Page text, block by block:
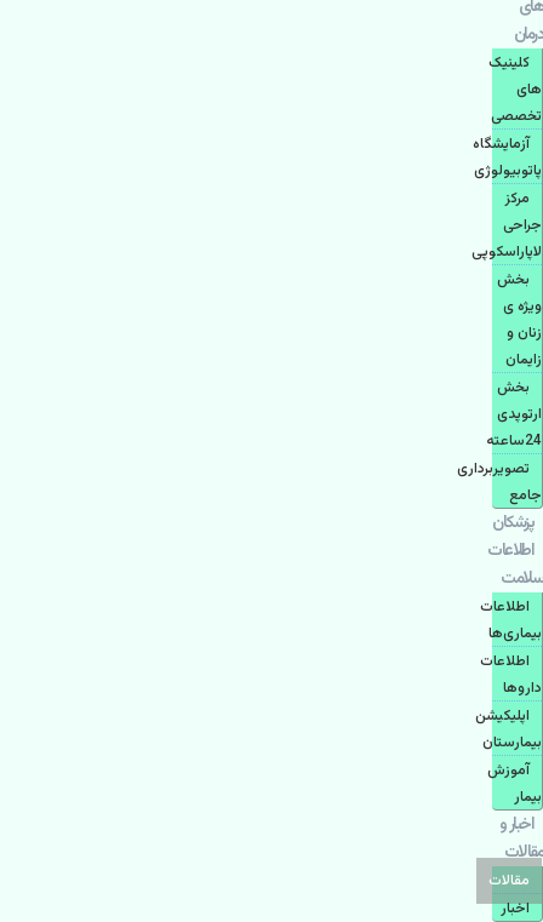
های
درمان
کلینیک
های
تخصصی
آزمایشگاه
پاتوبیولوژی
مرکز
جراحی
لاپاراسکوپی
بخش
ویژه ی
زنان و
زایمان
بخش
ارتوپدی
24ساعته
تصویربرداری
جامع
پزشكان
اطلاعات
سلامت
اطلاعات
بیماری‌ها
اطلاعات
دارو‌ها
اپليكيشن
بيمارستان
آموزش
بیمار
اخبار و
مقالات
مقالات
اخبار